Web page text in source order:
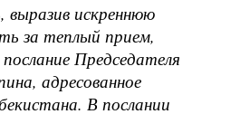
выразив искреннюю
за теплый прием,
послание Председателя
адресованное
В послании